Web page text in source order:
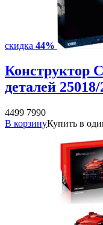
скидка 44%
Конструктор
деталей
4499 7990
В корзинуКупить в